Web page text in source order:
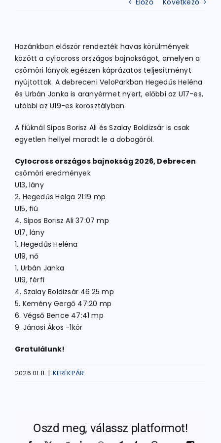
KERÉKPÁR
EGYÉB SPORTÁGAK
PÁLYÁK
ELÉRHETŐSÉGEK
TAGDÍJ BEFIZETÉS
Előző Következő
Hazánkban először rendezték havas körülmények
között a cylocross országos bajnokságot, amelyen a
csömöri lányok egészen káprázatos teljesítményt
nyújtottak. A debreceni VeloParkban Hegedűs Heléna
és Urbán Janka is aranyérmet nyert, előbbi az U17-es,
utóbbi az U19-es korosztályban.
A fiúknál Sipos Borisz Ali és Szalay Boldizsár is csak
egyetlen hellyel maradt le a dobogóról.
Cylocross országos bajnokság 2026, Debrecen
csömöri eredmények
U13, lány
2. Hegedűs Helga 21:19 mp
U15, fiú
4. Sipos Borisz Ali 37:07 mp
U17, lány
1. Hegedűs Heléna
U19, nő
1. Urbán Janka
U19, férfi
4. Szalay Boldizsár 46:25 mp
5. Kemény Gergő 47:20 mp
6. Végső Bence 47:41 mp
9. Jánosi Ákos -1kör
Gratulálunk!
2026.01.11. | KERÉKPÁR
Oszd meg, válassz platformot!